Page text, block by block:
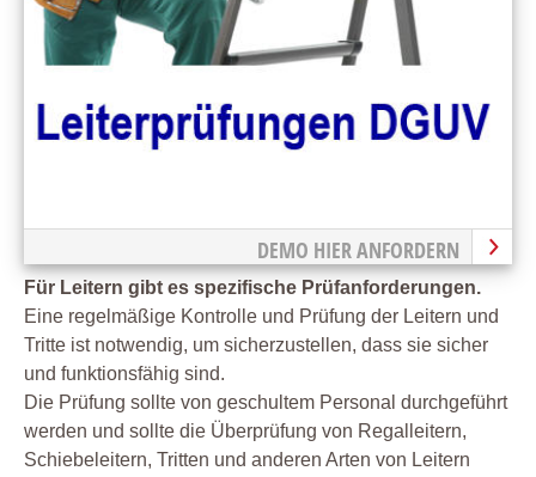
DEMO HIER ANFORDERN
Für Leitern gibt es spezifische Prüfanforderungen.
Eine regelmäßige Kontrolle und Prüfung der Leitern und
Tritte ist notwendig, um sicherzustellen, dass sie sicher
und funktionsfähig sind.
Die Prüfung sollte von geschultem Personal durchgeführt
werden und sollte die Überprüfung von Regalleitern,
Schiebeleitern, Tritten und anderen Arten von Leitern